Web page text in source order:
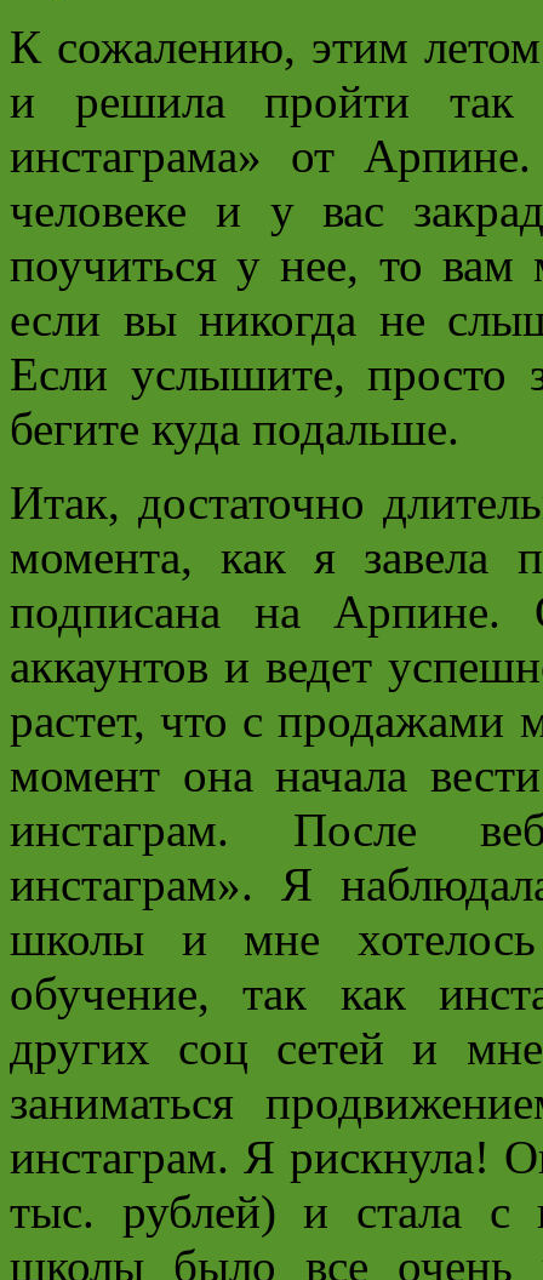
К сожалению, этим летом
и решила пройти так
инстаграма» от
человеке и у вас
поучиться у нее, то вам
если вы никогда не
Если услышите, просто
бегите куда подальше.
Итак, достаточно
момента, как я завела
подписана на Арпине.
аккаунтов и ведет
растет, что с продажами
момент она начала
инстаграм. После
инстаграм». Я
школы и мне
обучение, так как
других соц сетей и
заниматься
инстаграм. Я рискнула!
тыс. рублей) и стала с
школы было все